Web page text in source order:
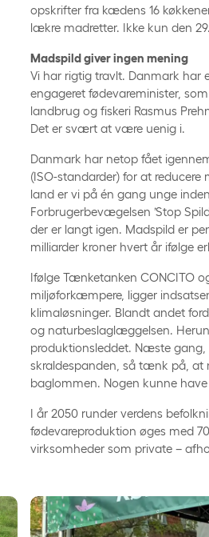
opskrifter fra kædens 16
lækre madretter. Ikke kun den
Madspild giver ingen mening
Vi har rigtig travlt. Danmark
engageret fødevareminister,
landbrug og fiskeri Rasmus
Det er svært at være uenig i.
Danmark har netop fået
(ISO-standarder) for at
land er vi på én gang unge
Forbrugerbevægelsen ’Stop
der er langt igen. Madspild er
milliarder kroner hvert år ifølge
Ifølge Tænketanken CONCITO
miljøforkæmpere, ligger
klimaløsninger. Blandt andet
og naturbeslaglæggelsen.
produktionsleddet. Næste gang,
skraldespanden, så tænk på, at
baglommen. Nogen kunne
I år 2050 runder verdens
fødevareproduktion øges med
virksomheder som private –
Comwell og Coor indtog